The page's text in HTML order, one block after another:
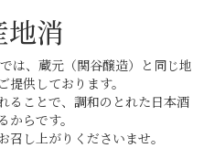
地消
は、蔵元（関谷醸造）と同じ地
供しております。
ることで、調和のとれた日本酒
らです。
し上がりくださいませ。